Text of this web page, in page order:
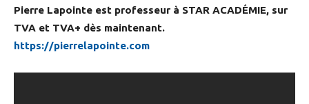
Pierre Lapointe est professeur à STAR ACADÉMIE, sur
TVA et TVA+ dès maintenant.
https://pierrelapointe.com